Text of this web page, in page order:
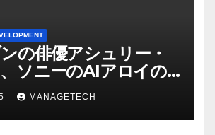
の俳優アシュリー・
ソニーのAIアロイの
て「ゲームパフォー
う芸術形式に不安を
語る – IGN
MANAGETECH